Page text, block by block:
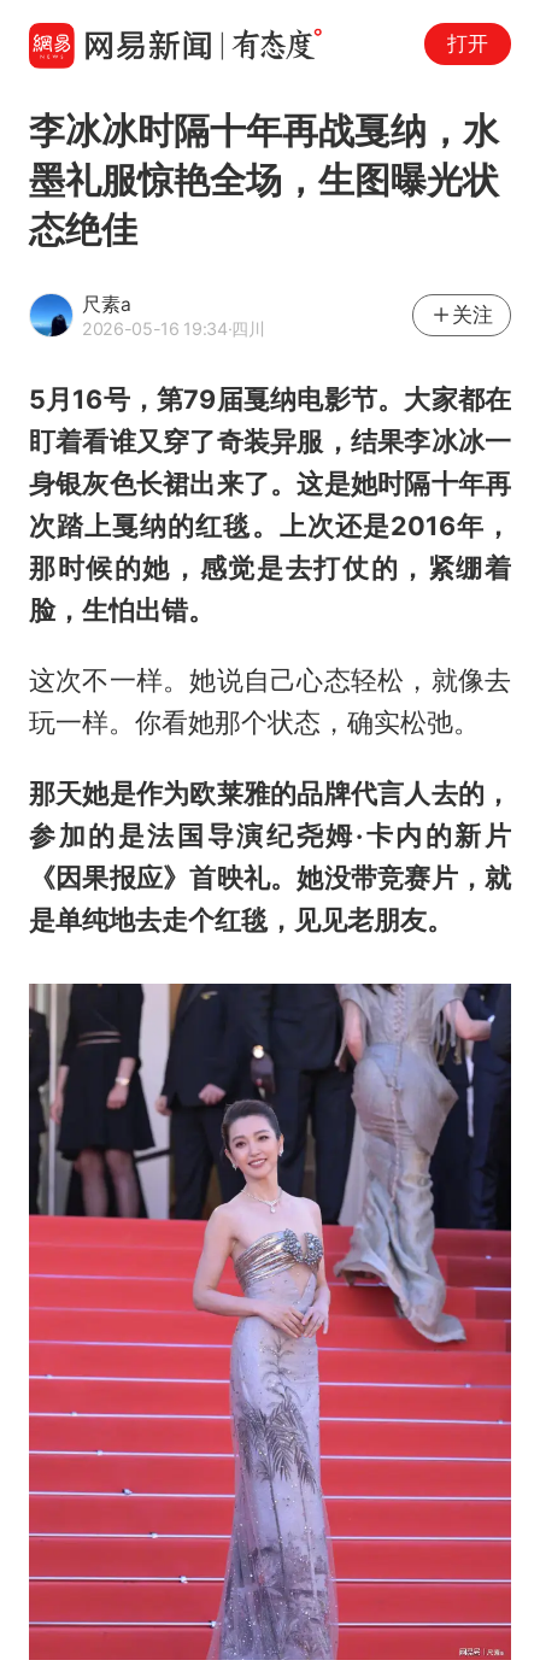
打开
李冰冰时隔十年再战戛纳，水
墨礼服惊艳全场，生图曝光状
态绝佳
尺素a
2026-05-16 19:34·四川
关注
5月16号，第79届戛纳电影节。大家都在
盯着看谁又穿了奇装异服，结果李冰冰一
身银灰色长裙出来了。这是她时隔十年再
次踏上戛纳的红毯。上次还是2016年，
那时候的她，感觉是去打仗的，紧绷着
脸，生怕出错。
这次不一样。她说自己心态轻松，就像去
玩一样。你看她那个状态，确实松弛。
那天她是作为欧莱雅的品牌代言人去的，
参加的是法国导演纪尧姆·卡内的新片
《因果报应》首映礼。她没带竞赛片，就
是单纯地去走个红毯，见见老朋友。